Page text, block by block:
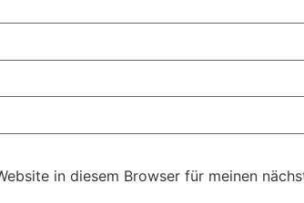
in diesem Browser für meinen